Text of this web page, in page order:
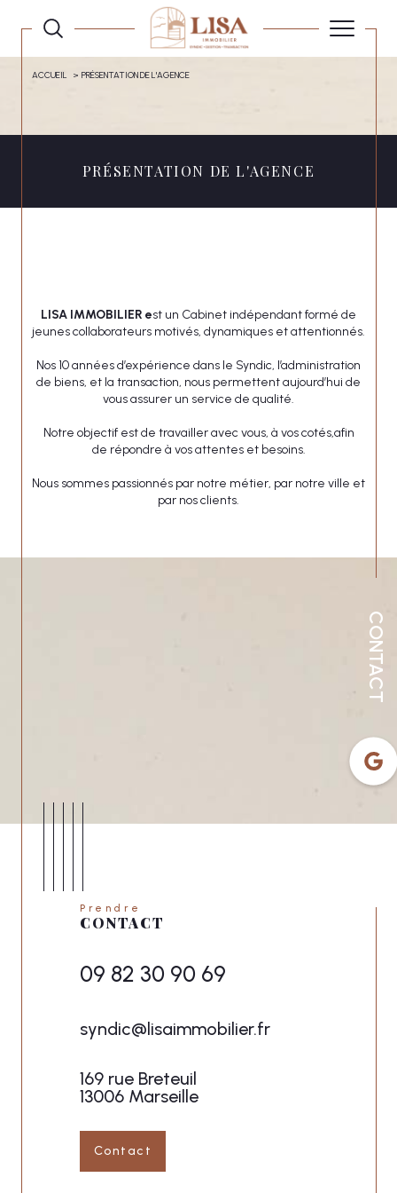
CONTACT
ACCUEIL PRÉSENTATION DE L'AGENCE
PRÉSENTATION DE L'AGENCE
LISA IMMOBILIER est un Cabinet indépendant formé de
jeunes collaborateurs motivés, dynamiques et attentionnés.
Nos 10 années d’expérience dans le Syndic, l’administration
de biens, et la transaction, nous permettent aujourd’hui de
vous assurer un service de qualité.
Notre objectif est de travailler avec vous, à vos cotés,afin
de répondre à vos attentes et besoins.
Nous sommes passionnés par notre métier, par notre ville et
par nos clients.
Prendre
CONTACT
09 82 30 90 69
syndic@lisaimmobilier.fr
169 rue Breteuil
13006 Marseille
Contact